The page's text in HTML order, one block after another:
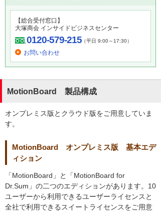
【総合受付窓口】
大塚商会 インサイドビジネスセンター
0120-579-215（平日 9:00～17:30）
お問い合わせ
MotionBoard 製品構成
オンプレミス版とクラウド版をご用意していま
す。
MotionBoard オンプレミス版 基本エデ
ィション
「MotionBoard」と「MotionBoard for
Dr.Sum」の二つのエディションがあります。10
ユーザーから利用できるユーザーライセンスと
全社で利用できるスイートライセンスをご用意